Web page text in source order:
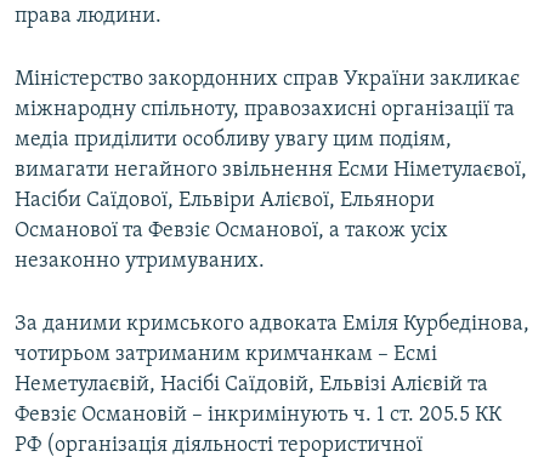
права людини.
Міністерство закордонних справ України закликає
міжнародну спільноту, правозахисні організації та
медіа приділити особливу увагу цим подіям,
вимагати негайного звільнення Есми Німетулаєвої,
Насіби Саїдової, Ельвіри Алієвої, Ельянори
Османової та Февзіє Османової, а також усіх
незаконно утримуваних.
За даними кримського адвоката Еміля Курбедінова,
чотирьом затриманим кримчанкам – Есмі
Неметулаєвій, Насібі Саїдовій, Ельвізі Алієвій та
Февзіє Османовій – інкримінують ч. 1 ст. 205.5 КК
РФ (організація діяльності терористичної